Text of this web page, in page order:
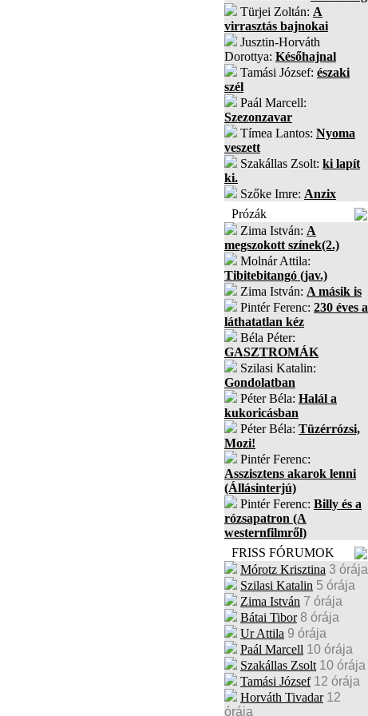
Türjei Zoltán: A
virrasztás bajnokai
Jusztin-Horváth
Dorottya: Későhajnal
Tamási József: északi
szél
Paál Marcell:
Szezonzavar
Tímea Lantos: Nyoma
veszett
Szakállas Zsolt: ki lapít
ki.
Szőke Imre: Anzix
Prózák
Zima István: A
megszokott színek(2.)
Molnár Attila:
Tibitebitangó (jav.)
Zima István: A másik is
Pintér Ferenc: 230 éves a
láthatatlan kéz
Béla Péter:
GASZTROMÁK
Szilasi Katalin:
Gondolatban
Péter Béla: Halál a
kukoricásban
Péter Béla: Tüzérrózsi,
Mozi!
Pintér Ferenc:
Asszisztens akarok lenni
(Állásinterjú)
Pintér Ferenc: Billy és a
rózsapatron (A
westernfilmről)
FRISS FÓRUMOK
Mórotz Krisztina 3 órája
Szilasi Katalin 5 órája
Zima István 7 órája
Bátai Tibor 8 órája
Ur Attila 9 órája
Paál Marcell 10 órája
Szakállas Zsolt 10 órája
Tamási József 12 órája
Horváth Tivadar 12
órája